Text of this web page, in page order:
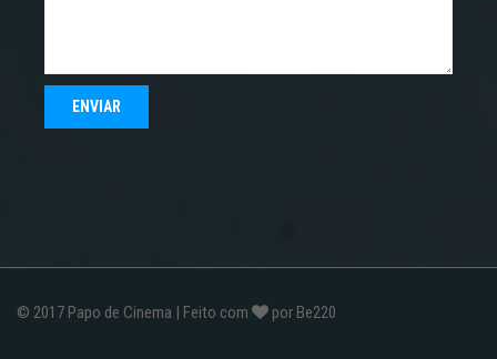
© 2017 Papo de Cinema | Feito com por Be220